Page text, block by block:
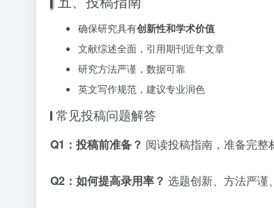
确保研究具有创新性和学术价值
文献综述全面，引用期刊近年文章
研究方法严谨，数据可靠
英文写作规范，建议专业润色
常见投稿问题解答
Q1：投稿前准备？ 阅读投稿指南，准备完整
Q2：如何提高录用率？ 选题创新、方法严谨